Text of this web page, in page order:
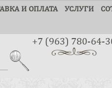
И ОПЛАТА УСЛУГИ
+7 (963) 780-64-